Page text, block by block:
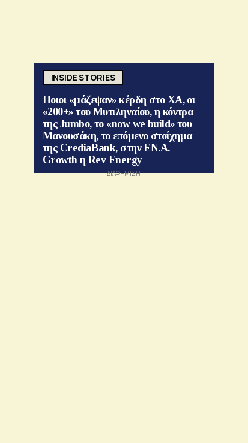
INSIDE STORIES
Ποιοι «μάζεψαν» κέρδη στο ΧΑ, οι
«200+» του Μυτιληναίου, η κόντρα
της Jumbo, το «now we build» του
Μανουσάκη, το επόμενο στοίχημα
της CrediaBank, στην ΕΝ.Α.
Growth η Rev Energy